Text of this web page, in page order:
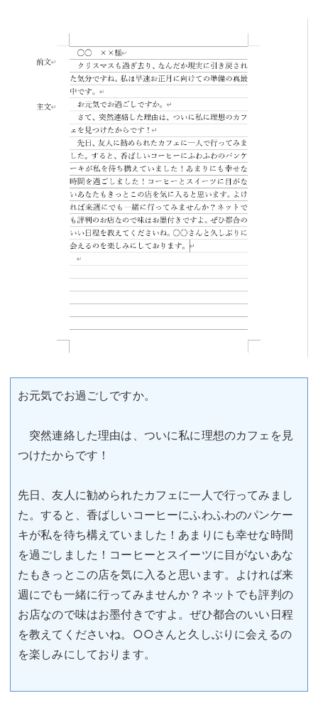
お元気でお過ごしですか。
突然連絡した理由は、ついに私に理想のカフェを見
つけたからです！
先日、友人に勧められたカフェに一人で行ってみまし
た。すると、香ばしいコーヒーにふわふわのパンケー
キが私を待ち構えていました！あまりにも幸せな時間
を過ごしました！コーヒーとスイーツに目がないあな
たもきっとこの店を気に入ると思います。よければ来
週にでも一緒に行ってみませんか？ネットでも評判の
お店なので味はお墨付きですよ。ぜひ都合のいい日程
を教えてくださいね。○○さんと久しぶりに会えるの
を楽しみにしております。